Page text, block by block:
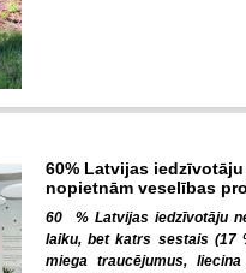
60% Latvijas
nopietnām veselības
60 % Latvijas iedzīvotāju
laiku, bet katrs sestais (17
miega traucējumus,